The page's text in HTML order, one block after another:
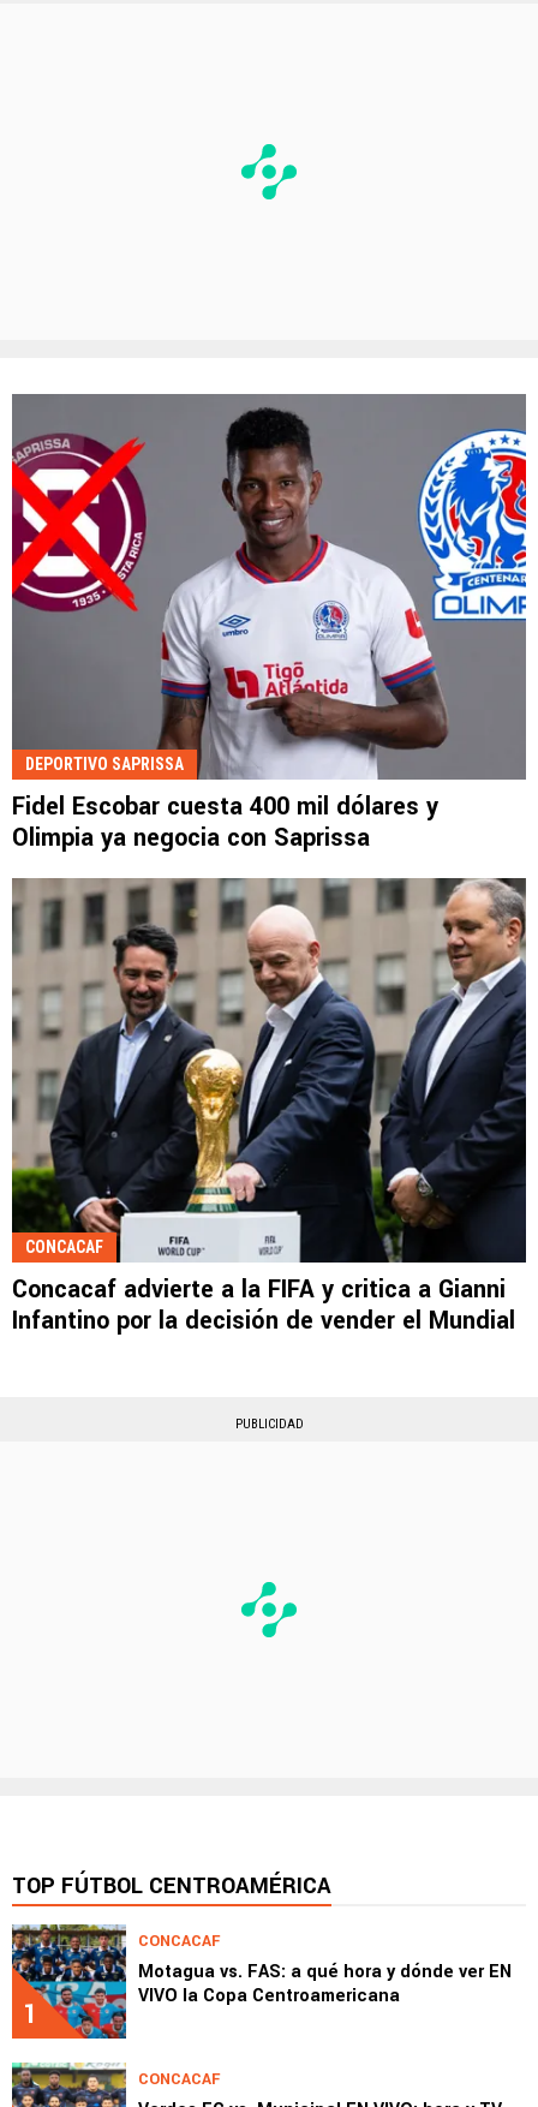
DEPORTIVO SAPRISSA
Fidel Escobar cuesta 400 mil dólares y
Olimpia ya negocia con Saprissa
CONCACAF
Concacaf advierte a la FIFA y critica a Gianni
Infantino por la decisión de vender el Mundial
PUBLICIDAD
TOP FÚTBOL CENTROAMÉRICA
1
CONCACAF
Motagua vs. FAS: a qué hora y dónde ver EN
VIVO la Copa Centroamericana
CONCACAF